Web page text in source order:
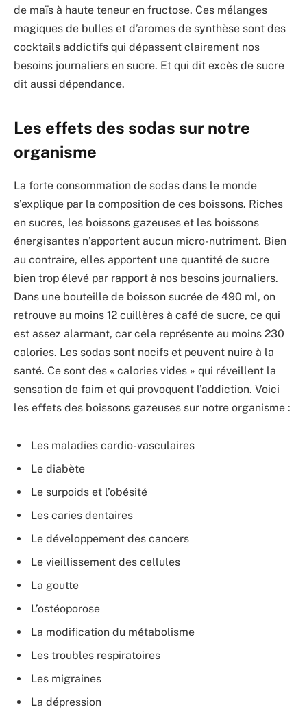
de maïs à haute teneur en fructose. Ces mélanges
magiques de bulles et d’aromes de synthèse sont des
cocktails addictifs qui dépassent clairement nos
besoins journaliers en sucre. Et qui dit excès de sucre
dit aussi dépendance.
Les effets des sodas sur notre
organisme
La forte consommation de sodas dans le monde
s’explique par la composition de ces boissons. Riches
en sucres, les boissons gazeuses et les boissons
énergisantes n’apportent aucun micro-nutriment. Bien
au contraire, elles apportent une quantité de sucre
bien trop élevé par rapport à nos besoins journaliers.
Dans une bouteille de boisson sucrée de 490 ml, on
retrouve au moins 12 cuillères à café de sucre, ce qui
est assez alarmant, car cela représente au moins 230
calories. Les sodas sont nocifs et peuvent nuire à la
santé. Ce sont des « calories vides » qui réveillent la
sensation de faim et qui provoquent l’addiction. Voici
les effets des boissons gazeuses sur notre organisme :
Les maladies cardio-vasculaires
Le diabète
Le surpoids et l’obésité
Les caries dentaires
Le développement des cancers
Le vieillissement des cellules
La goutte
L’ostéoporose
La modification du métabolisme
Les troubles respiratoires
Les migraines
La dépression